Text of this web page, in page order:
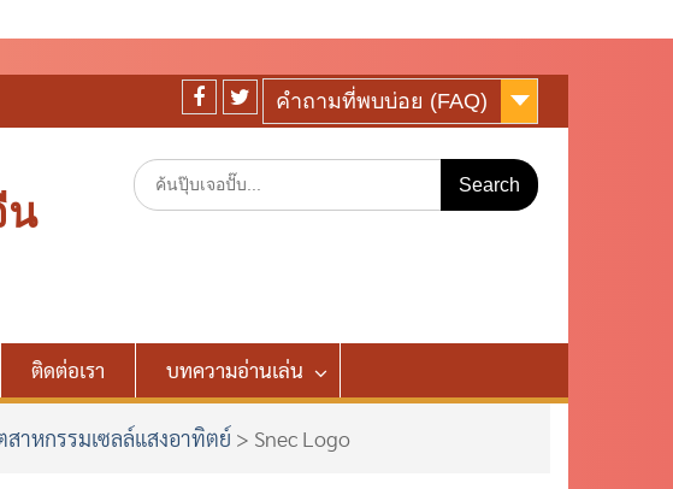
คำถามที่พบบ่อย (FAQ)
facebook
twitter
น
Search
for:
ติดต่อเรา บทความอ่านเล่น
สาหกรรมเซลล์แสงอาทิตย์ > Snec Logo